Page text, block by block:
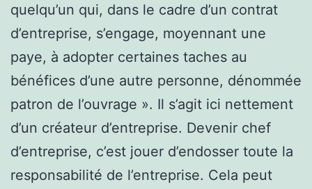
quelqu’un qui, dans le cadre d’un contrat
d’entreprise, s’engage, moyennant une
paye, à adopter certaines taches au
bénéfices d’une autre personne, dénommée
patron de l’ouvrage ». Il s’agit ici nettement
d’un créateur d’entreprise. Devenir chef
d’entreprise, c’est jouer d’endosser toute la
responsabilité de l’entreprise. Cela peut